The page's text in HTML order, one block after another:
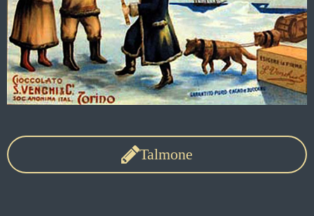
Talmone